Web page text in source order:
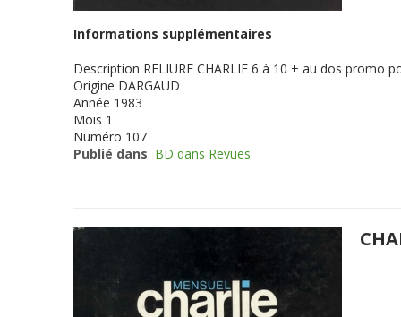
Informations supplémentaires
Description RELIURE CHARLIE 6 à 10 + au dos promo
Origine DARGAUD
Année 1983
Mois 1
Numéro 107
Publié dans BD dans Revues